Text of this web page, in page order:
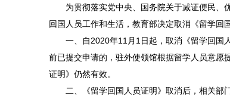
为贯彻落实党中央、国务院关于减证便民、优
回国人员工作和生活，教育部决定取消《留学回
一、自2020年11月1日起，取消《留学回国人
前已提交申请的，驻外使领馆根据留学人员意愿
证明》仍然有效。
二、《留学回国人员证明》取消后，相关部